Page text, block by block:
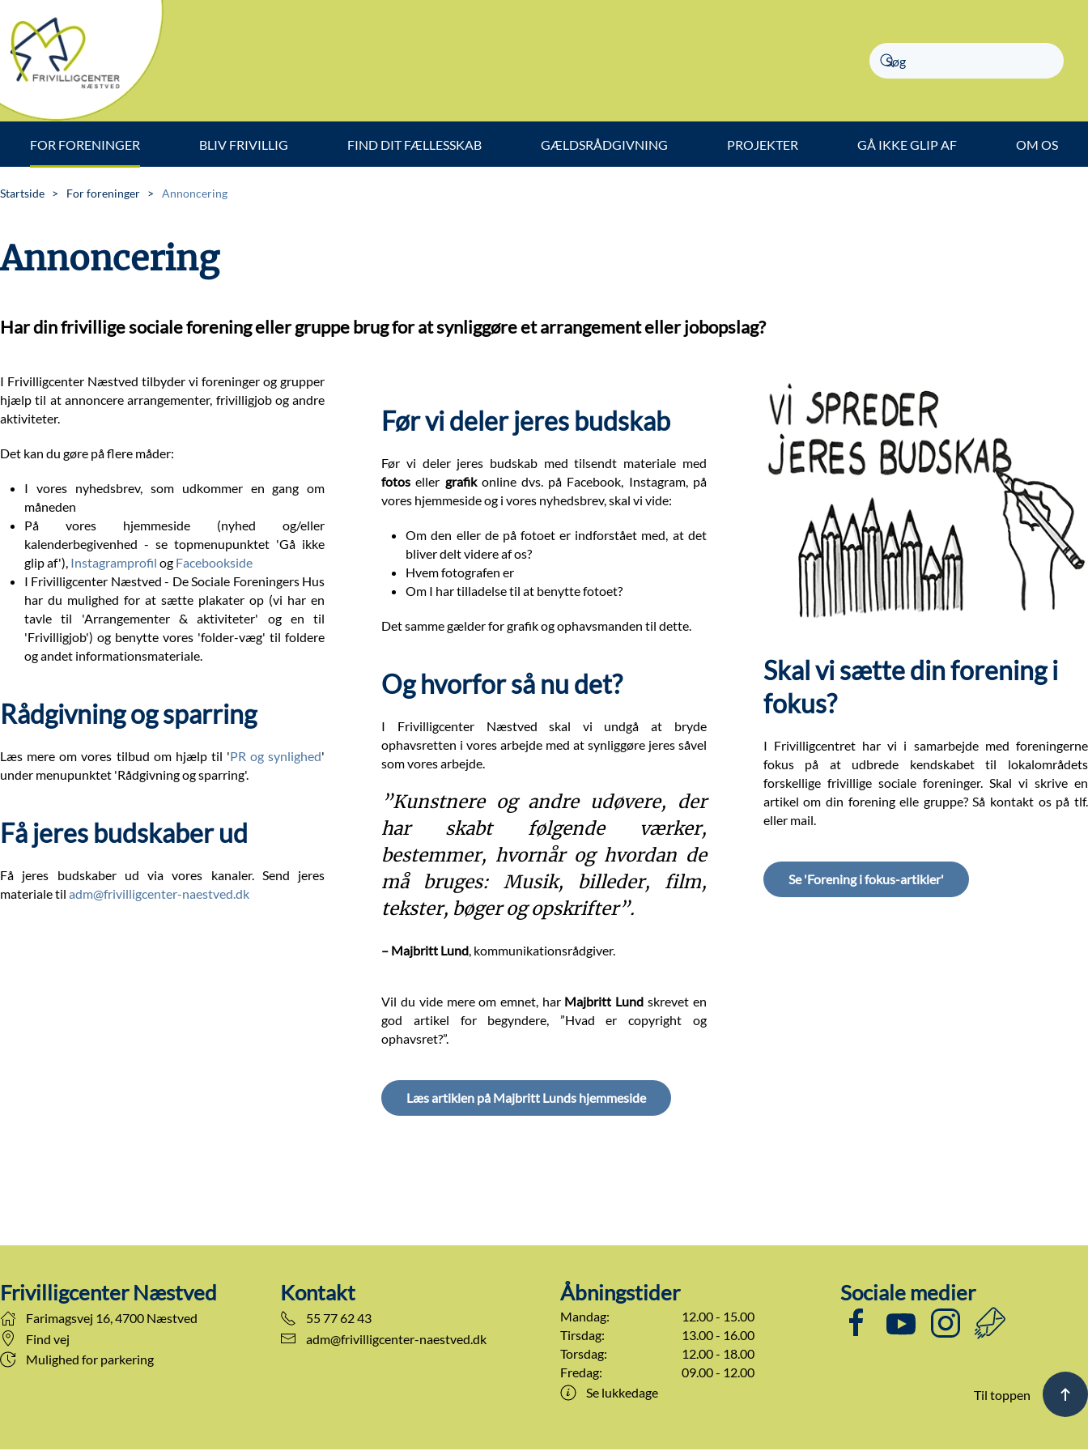
Skip to main content
FOR FORENINGER BLIV FRIVILLIG FIND DIT FÆLLESSKAB GÆLDSRÅDGIVNING PROJEKTER GÅ IKKE GLIP AF OM OS
Startside For foreninger Annoncering
Annoncering
Har din frivillige sociale forening eller gruppe brug for at synliggøre et arrangement eller jobopslag?
I Frivilligcenter Næstved tilbyder vi foreninger og grupper
hjælp til at annoncere arrangementer, frivilligjob og andre
aktiviteter.
Det kan du gøre på flere måder:
I vores nyhedsbrev, som udkommer en gang om
måneden
På vores hjemmeside (nyhed og/eller
kalenderbegivenhed - se topmenupunktet 'Gå ikke
glip af'), Instagramprofil og Facebookside
I Frivilligcenter Næstved - De Sociale Foreningers Hus
har du mulighed for at sætte plakater op (vi har en
tavle til 'Arrangementer & aktiviteter' og en til
'Frivilligjob') og benytte vores 'folder-væg' til foldere
og andet informationsmateriale.
Rådgivning og sparring
Læs mere om vores tilbud om hjælp til 'PR og synlighed'
under menupunktet 'Rådgivning og sparring'.
Få jeres budskaber ud
Få jeres budskaber ud via vores kanaler. Send jeres
materiale til adm@frivilligcenter-naestved.dk
Før vi deler jeres budskab
Før vi deler jeres budskab med tilsendt materiale med
fotos eller grafikonline dvs. på Facebook, Instagram, på
vores hjemmeside og i vores nyhedsbrev, skal vi vide:
Om den eller de på fotoet er indforstået med, at det
bliver delt videre af os?
Hvem fotografen er
Om I har tilladelse til at benytte fotoet?
Det samme gælder for grafik og ophavsmanden til dette.
Og hvorfor så nu det?
I Frivilligcenter Næstved skal vi undgå at bryde
ophavsretten i vores arbejde med at synliggøre jeres såvel
som vores arbejde.
”Kunstnere og andre udøvere, der
har skabt følgende værker,
bestemmer, hvornår og hvordan de
må bruges: Musik, billeder, film,
tekster, bøger og opskrifter”.
– Majbritt Lund, kommunikationsrådgiver.
Vil du vide mere om emnet, har Majbritt Lund skrevet en
god artikel for begyndere, ”Hvad er copyright og
ophavsret?”.
Læs artiklen på Majbritt Lunds hjemmeside
Skal vi sætte din forening i
fokus?
I Frivilligcentret har vi i samarbejde med foreningerne
fokus på at udbrede kendskabet til lokalområdets
forskellige frivillige sociale foreninger. Skal vi skrive en
artikel om din forening elle gruppe? Så kontakt os på tlf.
eller mail.
Se 'Forening i fokus-artikler'
Frivilligcenter Næstved
Farimagsvej 16, 4700 Næstved
Find vej
Mulighed for parkering
Kontakt
55 77 62 43
adm@frivilligcenter-naestved.dk
Åbningstider
Mandag:
12.00 - 15.00
Tirsdag:
13.00 - 16.00
Torsdag:
12.00 - 18.00
Fredag:
09.00 - 12.00
Se lukkedage
Sociale medier
Til toppen